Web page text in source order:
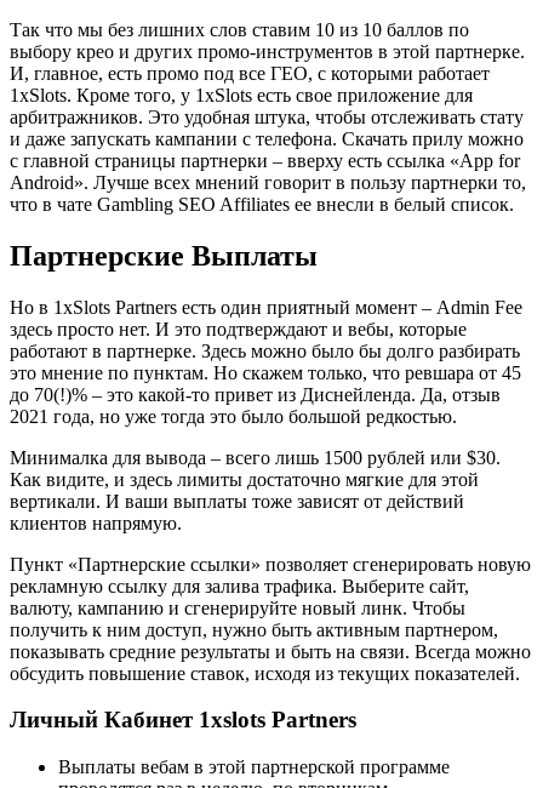
Так что мы без лишних слов ставим 10 из 10 баллов по
выбору крео и других промо-инструментов в этой партнерке.
И, главное, есть промо под все ГЕО, с которыми работает
1xSlots. Кроме того, у 1xSlots есть свое приложение для
арбитражников. Это удобная штука, чтобы отслеживать стату
и даже запускать кампании с телефона. Скачать прилу можно
с главной страницы партнерки – вверху есть ссылка «App for
Android». Лучше всех мнений говорит в пользу партнерки то,
что в чате Gambling SEO Affiliates ее внесли в белый список.
Партнерские Выплаты
Но в 1xSlots Partners есть один приятный момент – Admin Fee
здесь просто нет. И это подтверждают и вебы, которые
работают в партнерке. Здесь можно было бы долго разбирать
это мнение по пунктам. Но скажем только, что ревшара от 45
до 70(!)% – это какой-то привет из Диснейленда. Да, отзыв
2021 года, но уже тогда это было большой редкостью.
Минималка для вывода – всего лишь 1500 рублей или $30.
Как видите, и здесь лимиты достаточно мягкие для этой
вертикали. И ваши выплаты тоже зависят от действий
клиентов напрямую.
Пункт «Партнерские ссылки» позволяет сгенерировать новую
рекламную ссылку для залива трафика. Выберите сайт,
валюту, кампанию и сгенерируйте новый линк. Чтобы
получить к ним доступ, нужно быть активным партнером,
показывать средние результаты и быть на связи. Всегда можно
обсудить повышение ставок, исходя из текущих показателей.
Личный Кабинет 1xslots Partners
Выплаты вебам в этой партнерской программе